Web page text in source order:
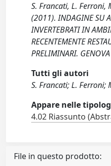
S. Francati, L. Ferroni,
(2011). INDAGINE SU
INVERTEBRATI IN
RECENTEMENTE
PRELIMINARI.
Tutti gli autori
S. Francati; L. Ferroni;
Appare nelle
4.02 Riassunto
File in questo prodotto: